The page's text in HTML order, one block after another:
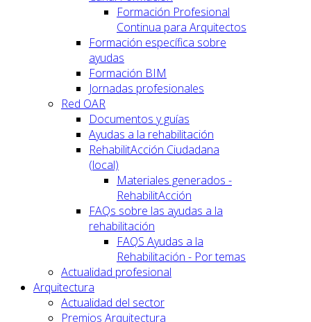
Formación Profesional
Continua para Arquitectos
Formación específica sobre
ayudas
Formación BIM
Jornadas profesionales
Red OAR
Documentos y guías
Ayudas a la rehabilitación
RehabilitAcción Ciudadana
(local)
Materiales generados -
RehabilitAcción
FAQs sobre las ayudas a la
rehabilitación
FAQS Ayudas a la
Rehabilitación - Por temas
Actualidad profesional
Arquitectura
Actualidad del sector
Premios Arquitectura